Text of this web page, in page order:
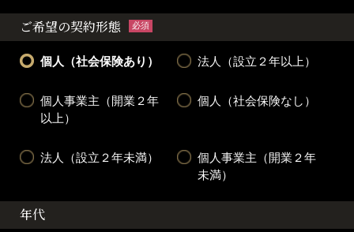
ご希望の契約形態 必須
個人（社会保険あり） 法人（設立２年以上）
個人事業主（開業２年
以上）
個人（社会保険なし）
法人（設立２年未満）
個人事業主（開業２年
未満）
年代